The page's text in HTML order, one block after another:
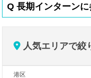
Q 長期インターン
人気エリアで絞
港区